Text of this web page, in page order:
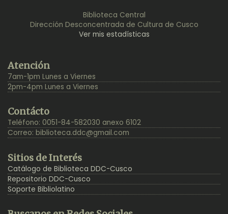
Biblioteca Central
Dirección Desconcentrada de Cultura de Cusco
Ver mis estadísticas
Top
Atención
7am-1pm Lunes a Viernes
2pm-4pm Lunes a Viernes
Contácto
Teléfono: 0051-84-582030 anexo 6102
Correo: biblioteca.ddc@gmail.com
Sitios de Interés
Catálogo de Biblioteca DDC-Cusco
Repositorio DDC-Cusco
Soporte Bibliolatino